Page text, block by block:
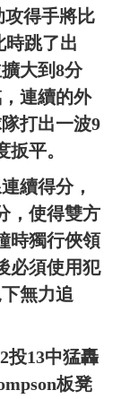
攻得手將比
時跳了出
大到8分
連續的外
打出一波9
平。
續得分，
，使得雙方
時獨行俠領
必須使用犯
無力追
投13中猛轟
板凳